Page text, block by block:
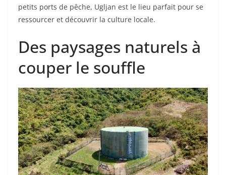
petits ports de pêche, Ugljan est le lieu parfait pour se
ressourcer et découvrir la culture locale.
Des paysages naturels à
couper le souffle